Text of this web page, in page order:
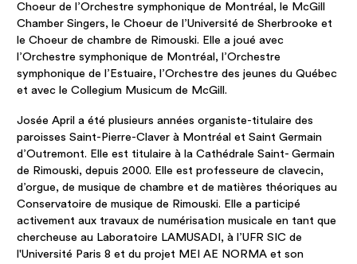
Choeur de l’Orchestre symphonique de Montréal, le McGill
Chamber Singers, le Choeur de l’Université de Sherbrooke et
le Choeur de chambre de Rimouski. Elle a joué avec
l’Orchestre symphonique de Montréal, l’Orchestre
symphonique de l’Estuaire, l’Orchestre des jeunes du Québec
et avec le Collegium Musicum de McGill.
Josée April a été plusieurs années organiste-titulaire des
paroisses Saint-Pierre-Claver à Montréal et Saint Germain
d’Outremont. Elle est titulaire à la Cathédrale Saint- Germain
de Rimouski, depuis 2000. Elle est professeure de clavecin,
d’orgue, de musique de chambre et de matières théoriques au
Conservatoire de musique de Rimouski. Elle a participé
activement aux travaux de numérisation musicale en tant que
chercheuse au Laboratoire LAMUSADI, à l’UFR SIC de
l'Université Paris 8 et du projet MEI AE NORMA et son